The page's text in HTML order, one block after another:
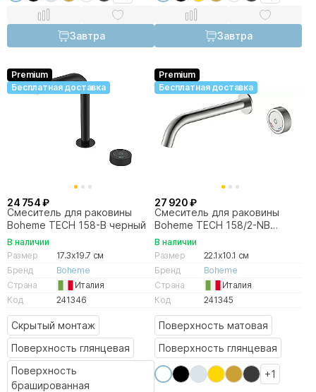
Завтра Завтра
Premium
Бесплатная доставка
24 754 ₽
Смеситель для раковины
Boheme TECH 158-B черный
В наличии
Размер
17.3x19.7 см
Бренд
Boheme
Страна
Италия
Код
241346
Скрытый монтаж
Поверхность глянцевая
Поверхность
брашированная
Premium
Бесплатная доставка
27 920 ₽
Смеситель для раковины
Boheme TECH 158/2-NB
никель брашированный
В наличии
Размер
22.1x10.1 см
Бренд
Boheme
Страна
Италия
Код
241345
Поверхность матовая
Поверхность глянцевая
+1